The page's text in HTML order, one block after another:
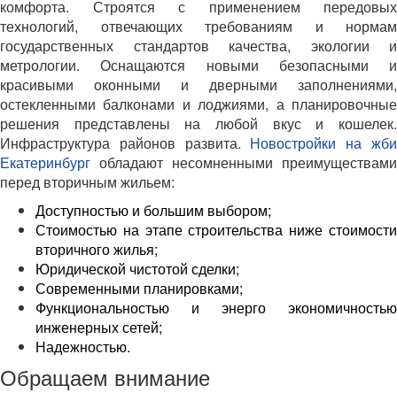
комфорта. Строятся с применением передовых
технологий, отвечающих требованиям и нормам
государственных стандартов качества, экологии и
метрологии. Оснащаются новыми безопасными и
красивыми оконными и дверными заполнениями,
остекленными балконами и лоджиями, а планировочные
решения представлены на любой вкус и кошелек.
Инфраструктура районов развита. Новостройки на жби
Екатеринбург обладают несомненными преимуществами
перед вторичным жильем:
Доступностью и большим выбором;
Стоимостью на этапе строительства ниже стоимости
вторичного жилья;
Юридической чистотой сделки;
Современными планировками;
Функциональностью и энерго экономичностью
инженерных сетей;
Надежностью.
Обращаем внимание